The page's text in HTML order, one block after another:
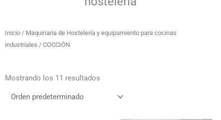
Inicio / Maquinaria de Hostelería y equipamiento para cocinas
industriales / COCCIÓN
Mostrando los 11 resultados